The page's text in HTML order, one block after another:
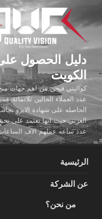
المحتوى
دليل الحصول
الكويت
كواليتي فيجن من اهم جهات
عدد العملاء الحالين
الحاصله على شهادة الايزو
العربي حيث انها تعتمد على
عدد ساعه عملهم الاف
الرئيسية
عن الشركة
من نحن؟